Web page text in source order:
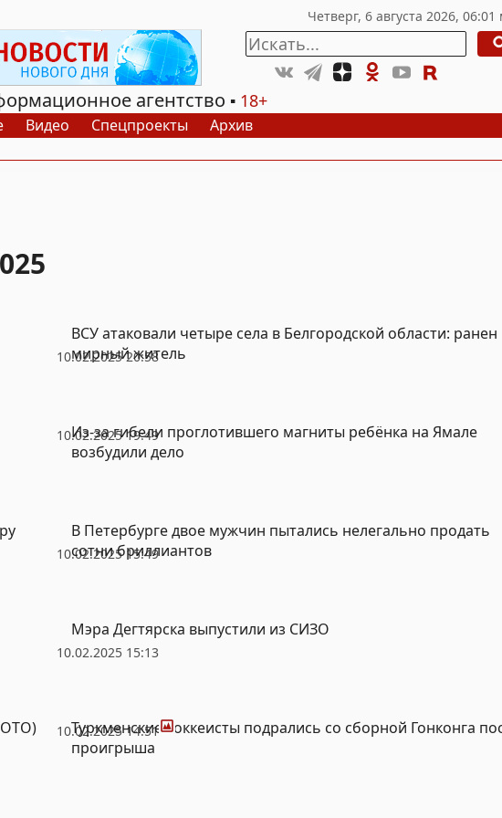
агентство
18+
Видео Спецпроекты Архив
10.02.2025 20:58
ВСУ атаковали четыре села в Белгородской области: ранен
мирный житель
10.02.2025 19:49
Из-за гибели проглотившего магниты ребёнка на Ямале
возбудили дело
10.02.2025 15:49
В Петербурге двое мужчин пытались нелегально продать
сотни бриллиантов
10.02.2025 15:13
Мэра Дегтярска выпустили из СИЗО
10.02.2025 14:51Фото
Туркменские хоккеисты подрались со сборной Гонконга
проигрыша